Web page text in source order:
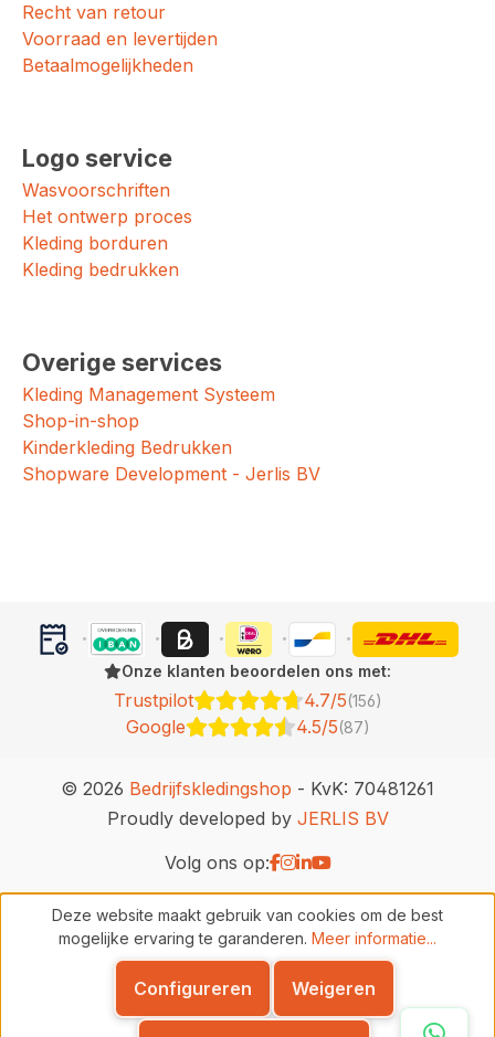
Recht van retour
Voorraad en levertijden
Betaalmogelijkheden
Logo service
Wasvoorschriften
Het ontwerp proces
Kleding borduren
Kleding bedrukken
Overige services
Kleding Management Systeem
Shop-in-shop
Kinderkleding Bedrukken
Shopware Development - Jerlis BV
Onze klanten beoordelen ons met:
Trustpilot 4.7/5(156)
Google 4.5/5(87)
© 2026 Bedrijfskledingshop - KvK: 70481261
Proudly developed by JERLIS BV
Volg ons op:
Deze website maakt gebruik van cookies om de best
mogelijke ervaring te garanderen. Meer informatie...
Weigeren
Configureren